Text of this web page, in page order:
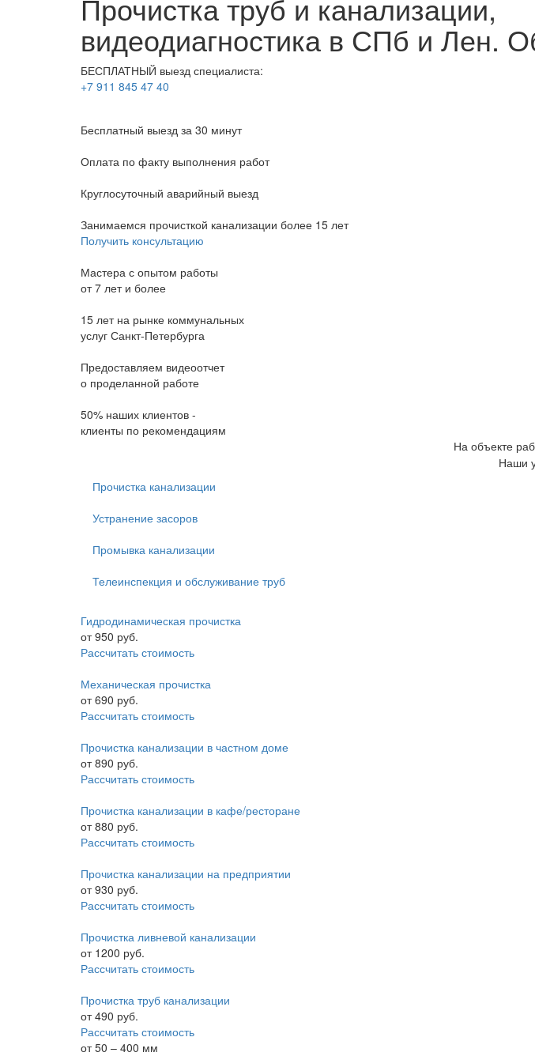
Прочистка труб и канализации,
видеодиагностика в СПб и Лен.
БЕСПЛАТНЫЙ выезд специалиста:
+7 911 845 47 40
Бесплатный выезд за 30 минут
Оплата по факту выполнения работ
Круглосуточный аварийный выезд
Занимаемся прочисткой канализации более 15 лет
Получить консультацию
Мастера с опытом работы
от 7 лет и более
15 лет на рынке коммунальных
услуг Санкт-Петербурга
Предоставляем видеоотчет
о проделанной работе
50% наших клиентов -
клиенты по рекомендациям
На объекте
Наши
Прочистка канализации
Устранение засоров
Промывка канализации
Телеинспекция и обслуживание труб
Гидродинамическая прочистка
от950 руб.
Рассчитать стоимость
Механическая прочистка
от690 руб.
Рассчитать стоимость
Прочистка канализации в частном доме
от890 руб.
Рассчитать стоимость
Прочистка канализации в кафе/ресторане
от880 руб.
Рассчитать стоимость
Прочистка канализации на предприятии
от930 руб.
Рассчитать стоимость
Прочистка ливневой канализации
от 1200 руб.
Рассчитать стоимость
Прочистка труб канализации
от490 руб.
Рассчитать стоимость
от 50 – 400 мм